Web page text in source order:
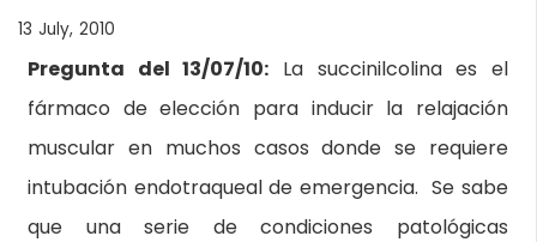
13 July, 2010
Pregunta del 13/07/10: La succinilcolina es el
fármaco de elección para inducir la relajación
muscular en muchos casos donde se requiere
intubación endotraqueal de emergencia. Se sabe
que una serie de condiciones patológicas